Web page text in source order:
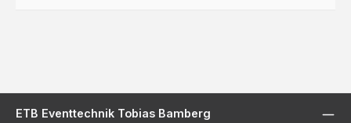
ETB Eventtechnik Tobias Bamberg